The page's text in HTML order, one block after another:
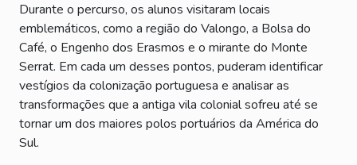
Durante o percurso, os alunos visitaram locais
emblemáticos, como a região do Valongo, a Bolsa do
Café, o Engenho dos Erasmos e o mirante do Monte
Serrat. Em cada um desses pontos, puderam identificar
vestígios da colonização portuguesa e analisar as
transformações que a antiga vila colonial sofreu até se
tornar um dos maiores polos portuários da América do
Sul.